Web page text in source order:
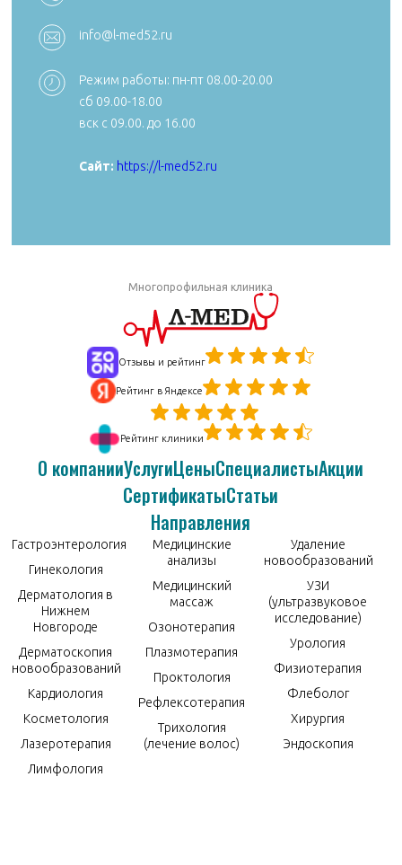
reception@aibolit33.com
info@l-med52.ru
Режим работы: пн-пт 08.00-20.00
сб 09.00-18.00
вск с 09.00. до 16.00
Сайт: https://l-med52.ru
Многопрофильная клиника
Отзывы и рейтинг
Рейтинг в Яндексе
Рейтинг клиники
О компанииУслугиЦеныСпециалистыАкции
СертификатыСтатьи
Направления
Гастроэнтерология
Гинекология
Дерматология в
Нижнем
Новгороде
Дерматоскопия
новообразований
Кардиология
Косметология
Лазеротерапия
Лимфология
Медицинские
анализы
Медицинский
массаж
Озонотерапия
Плазмотерапия
Проктология
Рефлексотерапия
Трихология
(лечение волос)
Удаление
новообразований
УЗИ
(ультразвуковое
исследование)
Урология
Физиотерапия
Флеболог
Хирургия
Эндоскопия